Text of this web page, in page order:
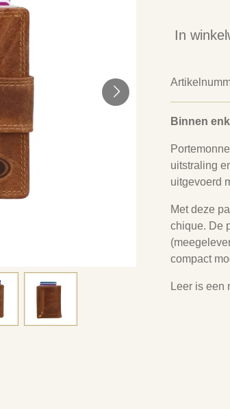
In
Binnen
uitstraling
uitgevoerd
Met deze
chique. De
compact
Leer is een